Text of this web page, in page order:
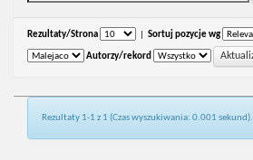
Rezultaty/Strona Sortuj pozycje wg
Autorzy/rekord
Rezultaty 1-1 z 1 (Czas wyszukiwania: 0.001 sekund).